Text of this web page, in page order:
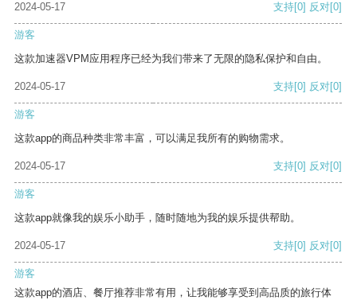
2024-05-17 支持[0] 反对[0]
游客
这款加速器VPM应用程序已经为我们带来了无限的隐私保护和自由。
2024-05-17 支持[0] 反对[0]
游客
这款app的商品种类非常丰富，可以满足我所有的购物需求。
2024-05-17 支持[0] 反对[0]
游客
这款app就像我的娱乐小助手，随时随地为我的娱乐提供帮助。
2024-05-17 支持[0] 反对[0]
游客
这款app的酒店、餐厅推荐非常有用，让我能够享受到高品质的旅行体